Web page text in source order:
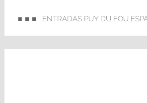
ENTRADAS PUY DU FOU